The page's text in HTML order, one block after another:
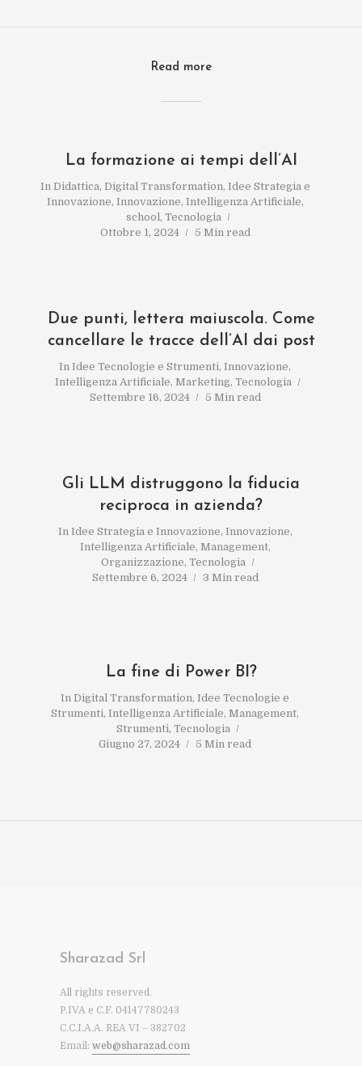
Read more
La formazione ai tempi dell’AI
In Didattica, Digital Transformation, Idee Strategia e
Innovazione, Innovazione, Intelligenza Artificiale,
school, Tecnologia
Ottobre 1, 2024
5 Min read
Due punti, lettera maiuscola. Come
cancellare le tracce dell’AI dai post
In Idee Tecnologie e Strumenti, Innovazione,
Intelligenza Artificiale, Marketing, Tecnologia
Settembre 16, 2024
5 Min read
Gli LLM distruggono la fiducia
reciproca in azienda?
In Idee Strategia e Innovazione, Innovazione,
Intelligenza Artificiale, Management,
Organizzazione, Tecnologia
Settembre 6, 2024
3 Min read
La fine di Power BI?
In Digital Transformation, Idee Tecnologie e
Strumenti, Intelligenza Artificiale, Management,
Strumenti, Tecnologia
Giugno 27, 2024
5 Min read
Sharazad Srl
All rights reserved.
P.IVA e C.F. 04147780243
C.C.I.A.A. REA VI – 382702
Email: web@sharazad.com